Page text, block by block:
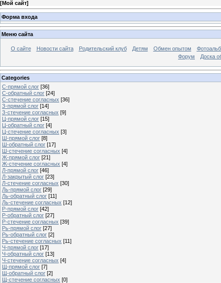
[Мой сайт]
Форма входа
Меню сайта
О сайте Новости сайта Родительский клуб Детям Обмен опытом
Форум
Доска
Categories
С-прямой слог [36]
С-обратный слог [24]
С-стечение согласных [36]
З-прямой слог [14]
З-стечение согласных [9]
Ц-прямой слог [15]
Ц-обратный слог [4]
Ц-стечение согласных [3]
Ш-прямой слог [8]
Ш-обратный слог [17]
Ш-стечение согласных [4]
Ж-прямой слог [21]
Ж-стечение согласных [4]
Л-прямой слог [46]
Л-закрытый слог [23]
Л-стечение согласных [30]
Ль-прямой слог [29]
Ль-обратный слог [11]
Ль-стечение согласных [12]
Р-прямой слог [42]
Р-обратный слог [27]
Р-стечение согласных [39]
Рь-прямой слог [27]
Рь-обратный слог [2]
Рь-стечение согласных [11]
Ч-прямой слог [17]
Ч-обратный слог [13]
Ч-стечение согласных [4]
Щ-прямой слог [7]
Щ-обратный слог [2]
Щ-стечение согласных [0]